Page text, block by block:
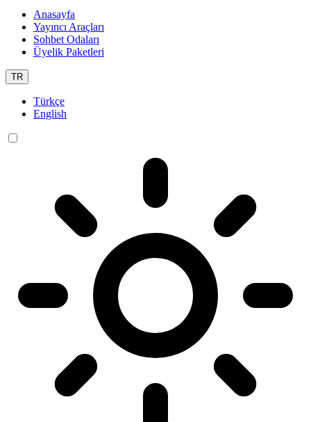
Anasayfa
Yayıncı Araçları
Sohbet Odaları
Üyelik Paketleri
TR
Türkçe
English